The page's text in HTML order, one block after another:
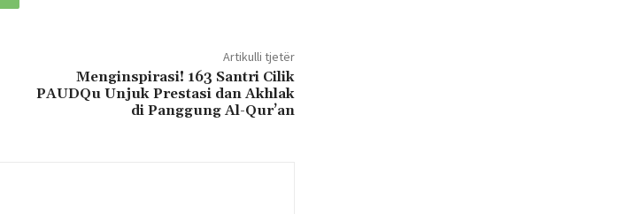
Artikulli tjetër
Menginspirasi! 163 Santri Cilik
PAUDQu Unjuk Prestasi dan Akhlak
di Panggung Al-Qur’an